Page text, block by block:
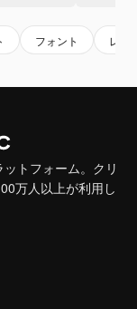
フォント レタ
トフォーム。クリ
万人以上が利用し